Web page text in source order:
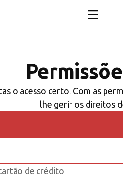
o acesso certo. Com as
lhe gerir os direitos
de crédito